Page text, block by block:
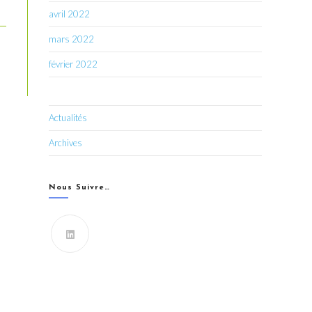
avril 2022
mars 2022
février 2022
Actualités
Archives
Nous Suivre…